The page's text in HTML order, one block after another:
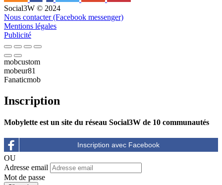
Social3W © 2024
Nous contacter (Facebook messenger)
Mentions légales
Publicité
mobcustom
mobeur81
Fanaticmob
Inscription
Mobylette est un site du réseau Social3W de 10 communautés
OU
Adresse email
Mot de passe